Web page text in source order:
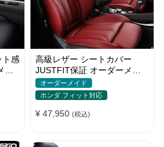
ト感
高級レザー シートカバー
JUSTFIT保証 オーダーメイ
ド 7色 防水 耐摩耗性 全席セ
ット
オーダーメイド
ホンダ フィット対応
¥ 47,950 (税込)